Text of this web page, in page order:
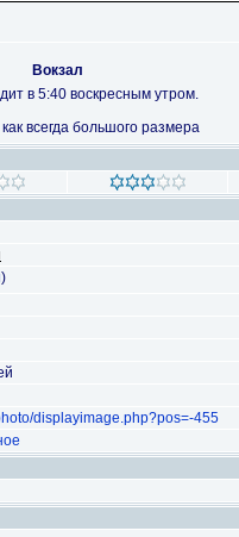
Вокзал
в 5:40 воскресным утром.
всегда большого размера
)
displayimage.php?pos=-455